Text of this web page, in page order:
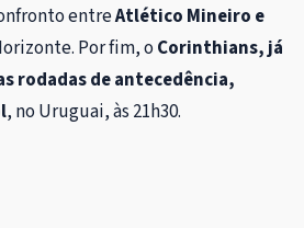
entreAtlético Mineiro e
Por fim, o Corinthians, já
rodadas de antecedência,
, no Uruguai, às 21h30.